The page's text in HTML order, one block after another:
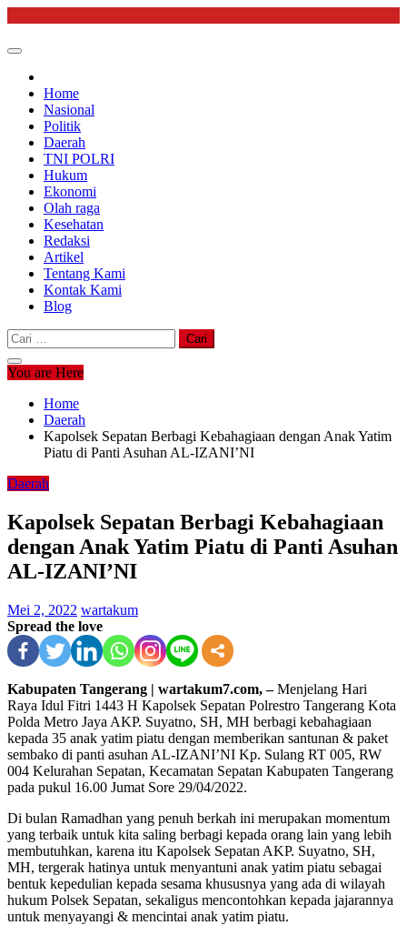
content
Home
Nasional
Politik
Daerah
TNI POLRI
Hukum
Ekonomi
Olah raga
Kesehatan
Redaksi
Artikel
Tentang Kami
Kontak Kami
Blog
Cari
untuk:
You are Here
Home
Daerah
Kapolsek Sepatan Berbagi Kebahagiaan dengan Anak Yatim
Piatu di Panti Asuhan AL-IZANI’NI
Daerah
Kapolsek Sepatan Berbagi Kebahagiaan
dengan Anak Yatim Piatu di Panti Asuhan
AL-IZANI’NI
Mei 2, 2022 wartakum
Spread the love
Kabupaten Tangerang | wartakum7.com, –Menjelang Hari
Raya Idul Fitri 1443 H Kapolsek Sepatan Polrestro Tangerang Kota
Polda Metro Jaya AKP. Suyatno, SH, MH berbagi kebahagiaan
kepada 35 anak yatim piatu dengan memberikan santunan & paket
sembako di panti asuhan AL-IZANI’NI Kp. Sulang RT 005, RW
004 Kelurahan Sepatan, Kecamatan Sepatan Kabupaten Tangerang
pada pukul 16.00 Jumat Sore 29/04/2022.
Di bulan Ramadhan yang penuh berkah ini merupakan momentum
yang terbaik untuk kita saling berbagi kepada orang lain yang lebih
membutuhkan, karena itu Kapolsek Sepatan AKP. Suyatno, SH,
MH, tergerak hatinya untuk menyantuni anak yatim piatu sebagai
bentuk kepedulian kepada sesama khususnya yang ada di wilayah
hukum Polsek Sepatan, sekaligus mencontohkan kepada jajarannya
untuk menyayangi & mencintai anak yatim piatu.